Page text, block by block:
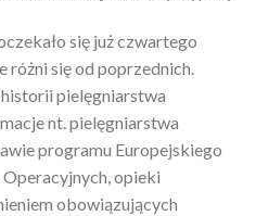
się już czwartego
różni się od poprzednich.
pielęgniarstwa
nt. pielęgniarstwa
programu Europejskiego
opieki
obowiązujących